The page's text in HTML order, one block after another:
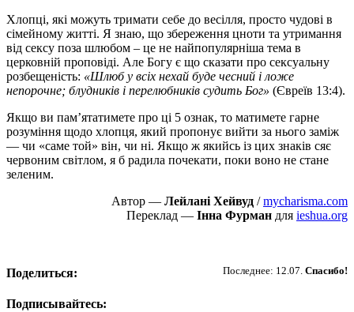
Хлопці, які можуть тримати себе до весілля, просто чудові в
сімейному житті. Я знаю, що збереження цноти та утримання
від сексу поза шлюбом – це не найпопулярніша тема в
церковній проповіді. Але Богу є що сказати про сексуальну
розбещеність: «Шлюб у всіх нехай буде чесний і ложе
непорочне; блудників і перелюбників судить Бог» (Євреїв 13:4).
Якщо ви пам’ятатимете про ці 5 ознак, то матимете гарне
розуміння щодо хлопця, який пропонує вийти за нього заміж
— чи «саме той» він, чи ні. Якщо ж якийсь із цих знаків сяє
червоним світлом, я б радила почекати, поки воно не стане
зеленим.
Автор — Лейлані Хейвуд /mycharisma.com
Переклад — Інна Фурман для ieshua.org
Последнее: 12.07. Спасибо!
Поделиться:
Подписывайтесь: